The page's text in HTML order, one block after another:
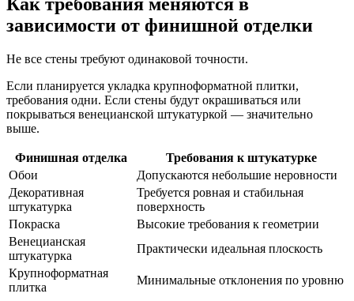
Как требования меняются в
зависимости от финишной отделки
Не все стены требуют одинаковой точности.
Если планируется укладка крупноформатной плитки,
требования одни. Если стены будут окрашиваться или
покрываться венецианской штукатуркой — значительно
выше.
Финишная отделка
Требования к штукатурке
Обои
Допускаются небольшие неровности
Декоративная
штукатурка
Требуется ровная и стабильная
поверхность
Покраска
Высокие требования к геометрии
Венецианская
штукатурка
Практически идеальная плоскость
Крупноформатная
плитка
Минимальные отклонения по уровню